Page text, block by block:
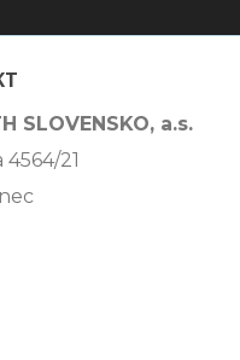
SLOVENSKO, a.s.
21